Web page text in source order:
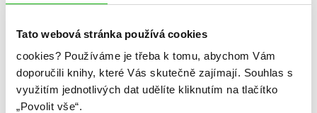
Tato webová stránka používá cookies
cookies? Používáme je třeba k tomu, abychom Vám
doporučili knihy, které Vás skutečně zajímají. Souhlas s
využitím jednotlivých dat udělíte kliknutím na tlačítko
„Povolit vše“.
Polokrevní